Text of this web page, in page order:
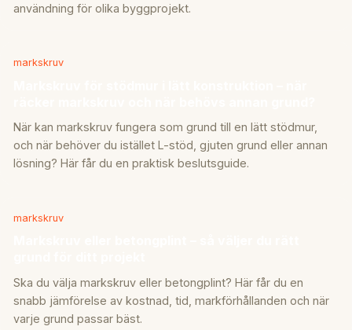
användning för olika byggprojekt.
markskruv
När kan markskruv fungera som grund till en lätt stödmur,
och när behöver du istället L-stöd, gjuten grund eller annan
lösning? Här får du en praktisk beslutsguide.
markskruv
Ska du välja markskruv eller betongplint? Här får du en
snabb jämförelse av kostnad, tid, markförhållanden och när
varje grund passar bäst.